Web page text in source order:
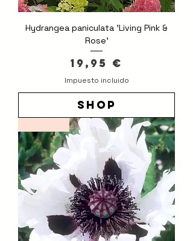
Hydrangea paniculata 'Living Pink &
Rose'
Precio
19,95 €
Impuesto incluido
shop